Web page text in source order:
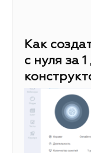
Как
с нуля за